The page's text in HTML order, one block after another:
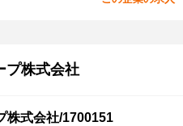
プ株式会社
株式会社/1700151